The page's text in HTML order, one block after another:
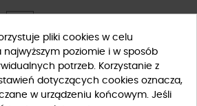
DO KOSZYKA
pliki cookies w celu
najwyższym poziomie i w sposób
potrzeb. Korzystanie z
dotyczących cookies oznacza,
w urządzeniu końcowym. Jeśli